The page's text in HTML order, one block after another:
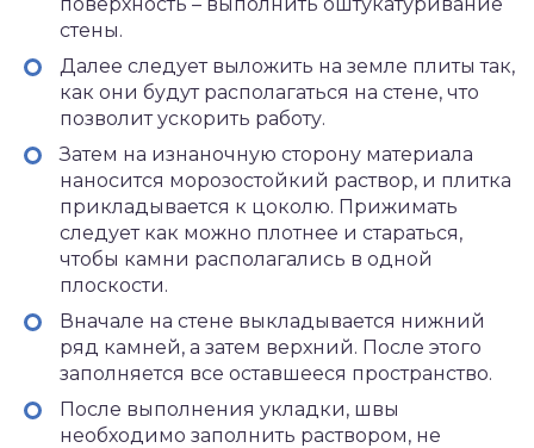
поверхность – выполнить оштукатуривание
стены.
Далее следует выложить на земле плиты так,
как они будут располагаться на стене, что
позволит ускорить работу.
Затем на изнаночную сторону материала
наносится морозостойкий раствор, и плитка
прикладывается к цоколю. Прижимать
следует как можно плотнее и стараться,
чтобы камни располагались в одной
плоскости.
Вначале на стене выкладывается нижний
ряд камней, а затем верхний. После этого
заполняется все оставшееся пространство.
После выполнения укладки, швы
необходимо заполнить раствором, не